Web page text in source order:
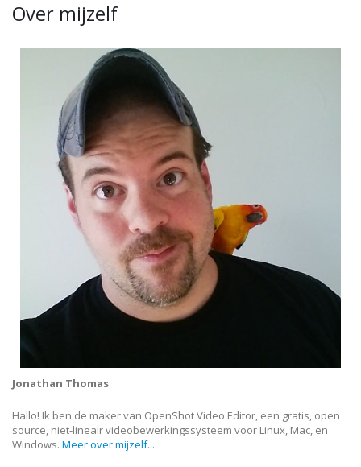
Over mijzelf
Jonathan Thomas
Hallo! Ik ben de maker van OpenShot Video Editor, een gratis, open
source, niet-lineair videobewerkingssysteem voor Linux, Mac, en
Windows. Meer over mijzelf...